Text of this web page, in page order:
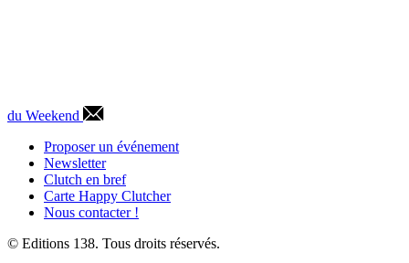
du Weekend
Proposer un événement
Newsletter
Clutch en bref
Carte Happy Clutcher
Nous contacter !
© Editions 138. Tous droits réservés.